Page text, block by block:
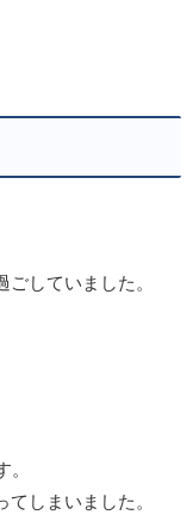
していました。
しまいました。